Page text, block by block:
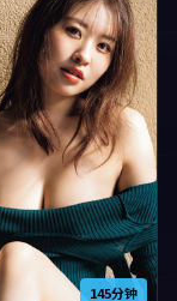
145分钟